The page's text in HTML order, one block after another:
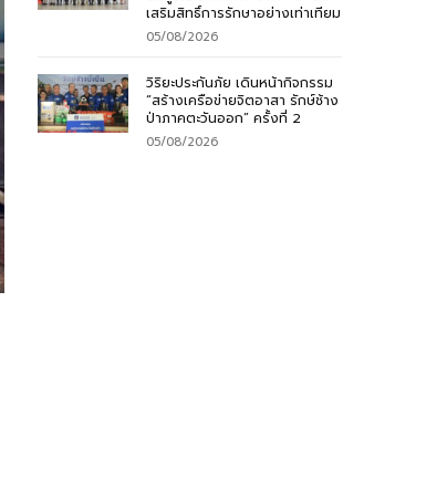
เสริมสิทธิ์การรักษาอย่างเท่าเทียม
05/08/2026
วิริยะประกันภัย เดินหน้ากิจกรรม
“สร้างเครือข่ายจิตอาสา รักษ์ช้าง
ป่าภาคตะวันออก” ครั้งที่ 2
05/08/2026